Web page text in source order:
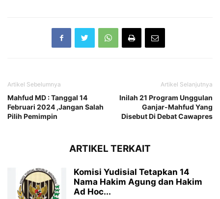
Artikel Sebelumnya
Mahfud MD : Tanggal 14
Februari 2024 ,Jangan Salah
Pilih Pemimpin
Artikel Selanjutnya
Inilah 21 Program Unggulan
Ganjar-Mahfud Yang
Disebut Di Debat Cawapres
ARTIKEL TERKAIT
Komisi Yudisial Tetapkan 14
Nama Hakim Agung dan Hakim
Ad Hoc...